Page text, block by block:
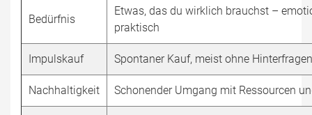
Bedürfnis
Etwas, das du wirklich brauchst –
praktisch
Impulskauf Spontaner Kauf, meist ohne Hinterfragen
Nachhaltigkeit Schonender Umgang mit Ressourcen